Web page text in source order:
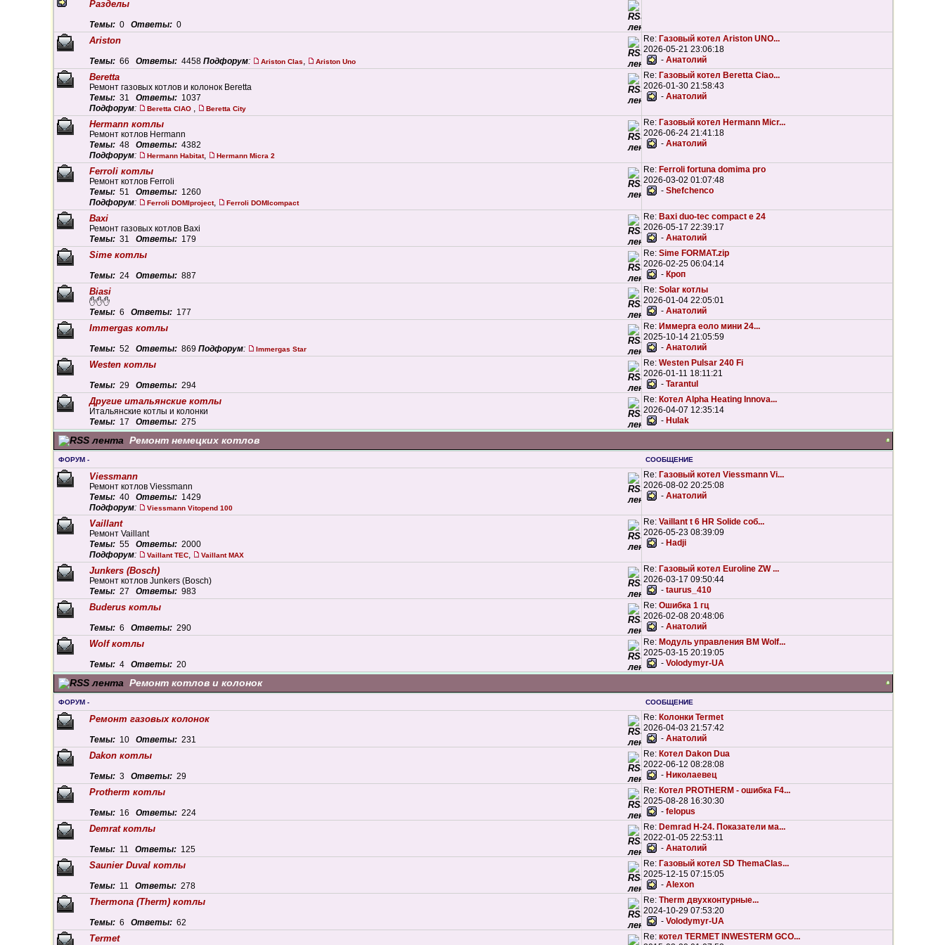
Разделы
Темы: 0 Ответы: 0
Ariston
Темы: 66 Ответы: 4458 Подфорум: Ariston Clas, Ariston Uno
Re: Газовый котел Ariston UNO...
2026-05-21 23:06:18
- Анатолий
Beretta
Ремонт газовых котлов и колонок Beretta
Темы: 31 Ответы: 1037
Подфорум: Beretta CIAO , Beretta City
Re: Газовый котел Beretta Ciao...
2026-01-30 21:58:43
- Анатолий
Hermann котлы
Ремонт котлов Hermann
Темы: 48 Ответы: 4382
Подфорум: Hermann Habitat, Hermann Micra 2
Re: Газовый котел Hermann Micr...
2026-06-24 21:41:18
- Анатолий
Ferroli котлы
Ремонт котлов Ferroli
Темы: 51 Ответы: 1260
Подфорум: Ferroli DOMIproject, Ferroli DOMIсompact
Re: Ferroli fortuna domima pro
2026-03-02 01:07:48
- Shefchenco
Baxi
Ремонт газовых котлов Baxi
Темы: 31 Ответы: 179
Re: Baxi duo-tec compact e 24
2026-05-17 22:39:17
- Анатолий
Sime котлы
Темы: 24 Ответы: 887
Re: Sime FORMAT.zip
2026-02-25 06:04:14
- Кроп
Biasi
✋✋✋
Темы: 6 Ответы: 177
Re: Solar котлы
2026-01-04 22:05:01
- Анатолий
Immergas котлы
Темы: 52 Ответы: 869 Подфорум: Immergas Star
Re: Иммерга еоло мини 24...
2025-10-14 21:05:59
- Анатолий
Westen котлы
Темы: 29 Ответы: 294
Re: Westen Pulsar 240 Fi
2026-01-11 18:11:21
- Tarantul
Другие итальянские котлы
Итальянские котлы и колонки
Темы: 17 Ответы: 275
Re: Котел Alpha Heating Innova...
2026-04-07 12:35:14
- Hulak
Ремонт немецких котлов
ФОРУМ - СООБЩЕНИЕ
Viessmann
Ремонт котлов Viessmann
Темы: 40 Ответы: 1429
Подфорум: Viessmann Vitopend 100
Re: Газовый котел Viessmann Vi...
2026-08-02 20:25:08
- Анатолий
Vaillant
Ремонт Vaillant
Темы: 55 Ответы: 2000
Подфорум: Vaillant TEC, Vaillant MAX
Re: Vaillant t 6 HR Solide соб...
2026-05-23 08:39:09
- Hadji
Junkers (Bosch)
Ремонт котлов Junkers (Bosch)
Темы: 27 Ответы: 983
Re: Газовый котел Euroline ZW ...
2026-03-17 09:50:44
- taurus_410
Buderus котлы
Темы: 6 Ответы: 290
Re: Ошибка 1 гц
2026-02-08 20:48:06
- Анатолий
Wolf котлы
Темы: 4 Ответы: 20
Re: Модуль управления BM Wolf...
2025-03-15 20:19:05
- Volodymyr-UA
Ремонт котлов и колонок
ФОРУМ - СООБЩЕНИЕ
Ремонт газовых колонок
Темы: 10 Ответы: 231
Re: Колонки Termet
2026-04-03 21:57:42
- Анатолий
Dakon котлы
Темы: 3 Ответы: 29
Re: Котел Dakon Dua
2022-06-12 08:28:08
- Николаевец
Protherm котлы
Темы: 16 Ответы: 224
Re: Котел PROTHERM - ошибка F4...
2025-08-28 16:30:30
- felopus
Demrat котлы
Темы: 11 Ответы: 125
Re: Demrad H-24. Показатели ма...
2022-01-05 22:53:11
- Анатолий
Saunier Duval котлы
Темы: 11 Ответы: 278
Re: Газовый котел SD ThemaClas...
2025-12-15 07:15:05
- Alexon
Thermona (Therm) котлы
Темы: 6 Ответы: 62
Re: Therm двухконтурные...
2024-10-29 07:53:20
- Volodymyr-UA
Termet Re: котел TERMET INWESTERM GCO...